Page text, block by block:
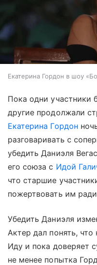
Екатерина Гордон в шоу
Пока одни участники
другие продолжали
Екатерина Гордон
разговаривать с
убедить Даниэля
его союза с Идой
что старшие
пожертвовать им
Убедить Даниэля
Актер дал понять, что
Иду и пока доверяет
не менее попытка